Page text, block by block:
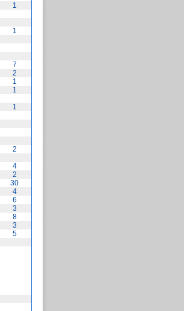
1
1
7
2
1
1
1
2
4
2
30
4
6
3
8
3
5